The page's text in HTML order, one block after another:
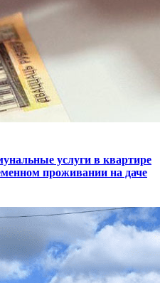
услуги в квартире
проживании на даче